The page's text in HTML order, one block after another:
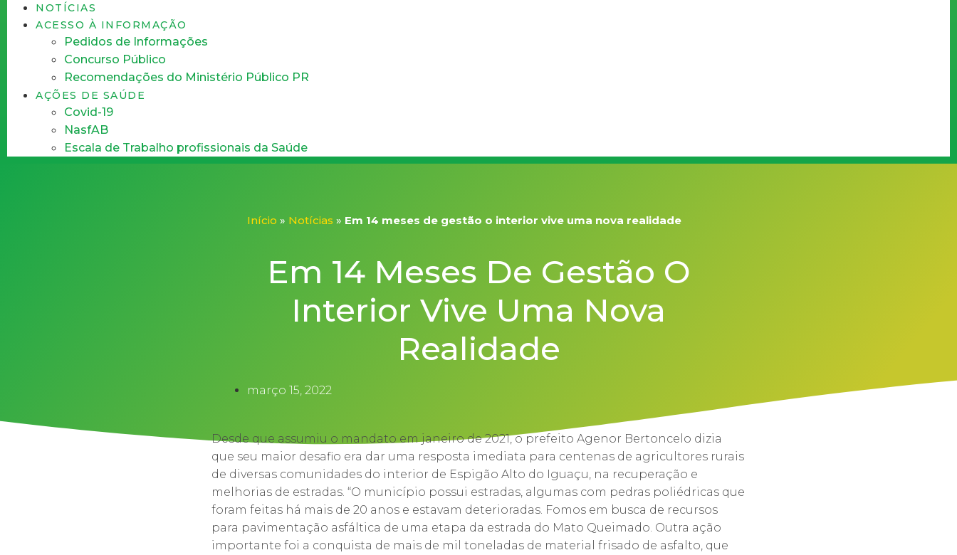
NOTÍCIAS
ACESSO À INFORMAÇÃO
Pedidos de Informações
Concurso Público
Recomendações do Ministério Público PR
AÇÕES DE SAÚDE
Covid-19
NasfAB
Escala de Trabalho profissionais da Saúde
Início » Notícias » Em 14 meses de gestão o interior vive uma nova realidade
Em 14 Meses De Gestão O
Interior Vive Uma Nova
Realidade
março 15, 2022
Desde que assumiu o mandato em janeiro de 2021, o prefeito Agenor Bertoncelo dizia
que seu maior desafio era dar uma resposta imediata para centenas de agricultores rurais
de diversas comunidades do interior de Espigão Alto do Iguaçu, na recuperação e
melhorias de estradas. “O município possui estradas, algumas com pedras poliédricas que
foram feitas há mais de 20 anos e estavam deterioradas. Fomos em busca de recursos
para pavimentação asfáltica de uma etapa da estrada do Mato Queimado. Outra ação
importante foi a conquista de mais de mil toneladas de material frisado de asfalto, que